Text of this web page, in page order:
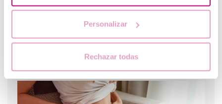
Personalizar
Rechazar todas